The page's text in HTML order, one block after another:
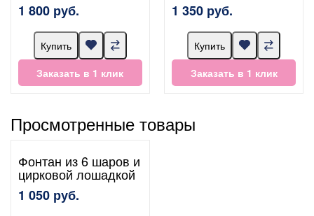
1 800 руб.
Купить
Заказать в 1 клик
1 350 руб.
Купить
Заказать в 1 клик
Просмотренные товары
Фонтан из 6 шаров и
цирковой лошадкой
1 050 руб.